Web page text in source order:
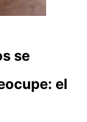
se
el